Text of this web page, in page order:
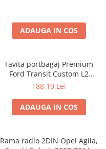
ADAUGA IN COS
Tavita portbagaj Premium
Ford Transit Custom L2
fabricatie 01.2013 - prezent
188,10 Lei
ADAUGA IN COS
Rama radio 2DIN Opel Agila,